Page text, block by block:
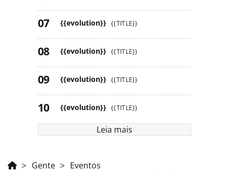
{{evolution}} {{TITLE}}
{{evolution}} {{TITLE}}
{{evolution}} {{TITLE}}
{{evolution}} {{TITLE}}
Leia mais
Gente
Eventos